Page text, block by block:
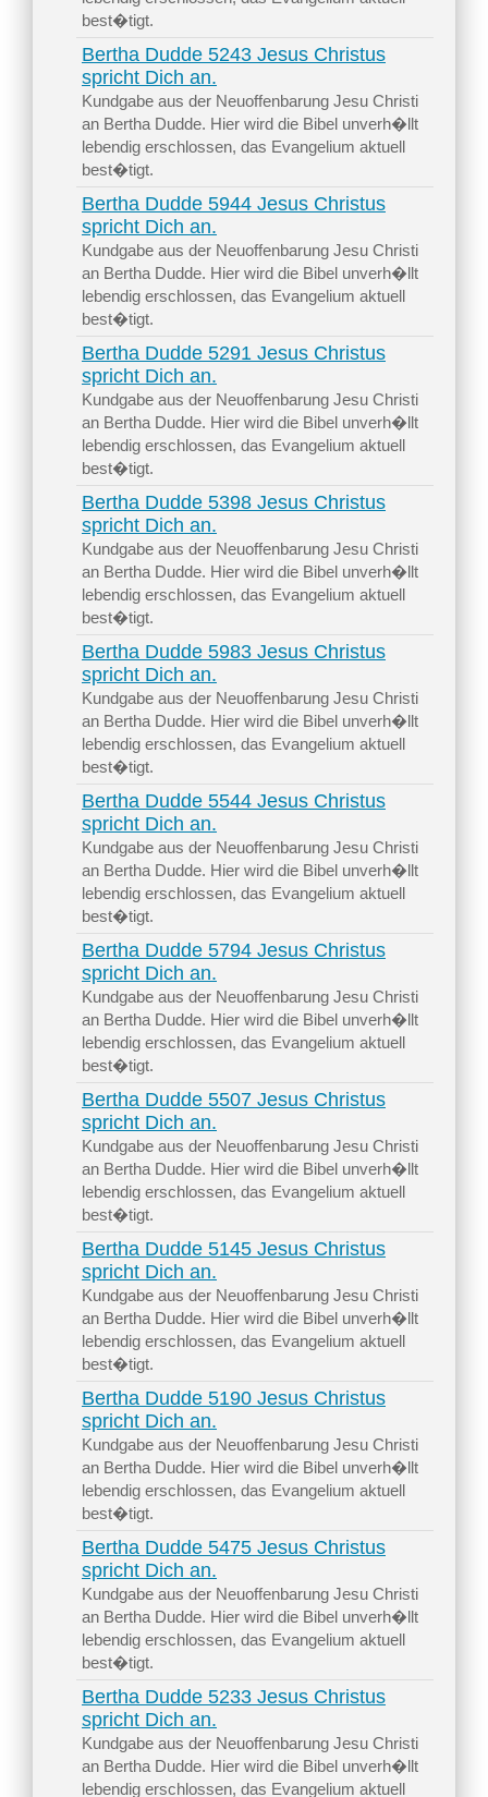
best�tigt.
Bertha Dudde 5243 Jesus Christus
spricht Dich an.
Kundgabe aus der Neuoffenbarung Jesu Christi
an Bertha Dudde. Hier wird die Bibel unverh�llt
lebendig erschlossen, das Evangelium aktuell
best�tigt.
Bertha Dudde 5944 Jesus Christus
spricht Dich an.
Kundgabe aus der Neuoffenbarung Jesu Christi
an Bertha Dudde. Hier wird die Bibel unverh�llt
lebendig erschlossen, das Evangelium aktuell
best�tigt.
Bertha Dudde 5291 Jesus Christus
spricht Dich an.
Kundgabe aus der Neuoffenbarung Jesu Christi
an Bertha Dudde. Hier wird die Bibel unverh�llt
lebendig erschlossen, das Evangelium aktuell
best�tigt.
Bertha Dudde 5398 Jesus Christus
spricht Dich an.
Kundgabe aus der Neuoffenbarung Jesu Christi
an Bertha Dudde. Hier wird die Bibel unverh�llt
lebendig erschlossen, das Evangelium aktuell
best�tigt.
Bertha Dudde 5983 Jesus Christus
spricht Dich an.
Kundgabe aus der Neuoffenbarung Jesu Christi
an Bertha Dudde. Hier wird die Bibel unverh�llt
lebendig erschlossen, das Evangelium aktuell
best�tigt.
Bertha Dudde 5544 Jesus Christus
spricht Dich an.
Kundgabe aus der Neuoffenbarung Jesu Christi
an Bertha Dudde. Hier wird die Bibel unverh�llt
lebendig erschlossen, das Evangelium aktuell
best�tigt.
Bertha Dudde 5794 Jesus Christus
spricht Dich an.
Kundgabe aus der Neuoffenbarung Jesu Christi
an Bertha Dudde. Hier wird die Bibel unverh�llt
lebendig erschlossen, das Evangelium aktuell
best�tigt.
Bertha Dudde 5507 Jesus Christus
spricht Dich an.
Kundgabe aus der Neuoffenbarung Jesu Christi
an Bertha Dudde. Hier wird die Bibel unverh�llt
lebendig erschlossen, das Evangelium aktuell
best�tigt.
Bertha Dudde 5145 Jesus Christus
spricht Dich an.
Kundgabe aus der Neuoffenbarung Jesu Christi
an Bertha Dudde. Hier wird die Bibel unverh�llt
lebendig erschlossen, das Evangelium aktuell
best�tigt.
Bertha Dudde 5190 Jesus Christus
spricht Dich an.
Kundgabe aus der Neuoffenbarung Jesu Christi
an Bertha Dudde. Hier wird die Bibel unverh�llt
lebendig erschlossen, das Evangelium aktuell
best�tigt.
Bertha Dudde 5475 Jesus Christus
spricht Dich an.
Kundgabe aus der Neuoffenbarung Jesu Christi
an Bertha Dudde. Hier wird die Bibel unverh�llt
lebendig erschlossen, das Evangelium aktuell
best�tigt.
Bertha Dudde 5233 Jesus Christus
spricht Dich an.
Kundgabe aus der Neuoffenbarung Jesu Christi
an Bertha Dudde. Hier wird die Bibel unverh�llt
lebendig erschlossen, das Evangelium aktuell